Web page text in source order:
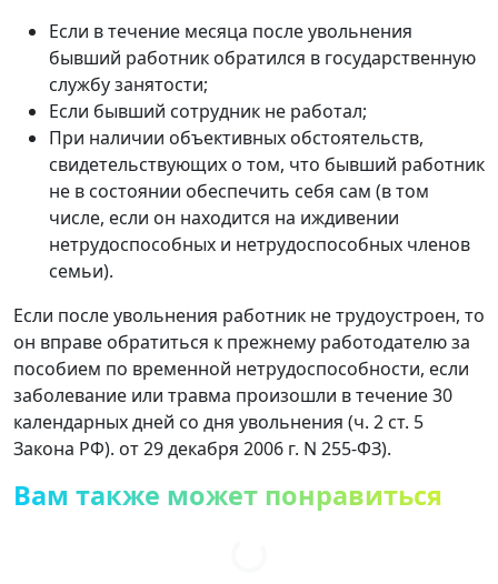
Если в течение месяца после увольнения
бывший работник обратился в государственную
службу занятости;
Если бывший сотрудник не работал;
При наличии объективных обстоятельств,
свидетельствующих о том, что бывший работник
не в состоянии обеспечить себя сам (в том
числе, если он находится на иждивении
нетрудоспособных и нетрудоспособных членов
семьи).
Если после увольнения работник не трудоустроен, то
он вправе обратиться к прежнему работодателю за
пособием по временной нетрудоспособности, если
заболевание или травма произошли в течение 30
календарных дней со дня увольнения (ч. 2 ст. 5
Закона РФ). от 29 декабря 2006 г. N 255-ФЗ).
Вам также может понравиться